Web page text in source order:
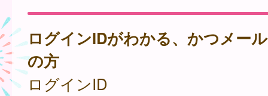
ログインIDがわかる、かつメー
の方
ログインID